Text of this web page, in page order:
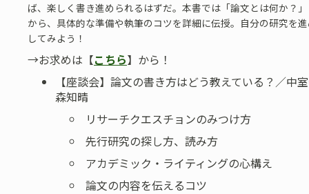
ば、楽しく書き進められるはずだ。 本書では「論文とは何か？
から、具体的な準備や執筆のコツを詳細に伝授。自分の研究を
してみよう！
→お求めは【こちら】から！
【座談会】論文の書き方はどう教えている？／
森知晴
リサーチクエスチョンのみつけ方
先行研究の探し方、読み方
アカデミック・ライティングの心構え
論文の内容を伝えるコツ